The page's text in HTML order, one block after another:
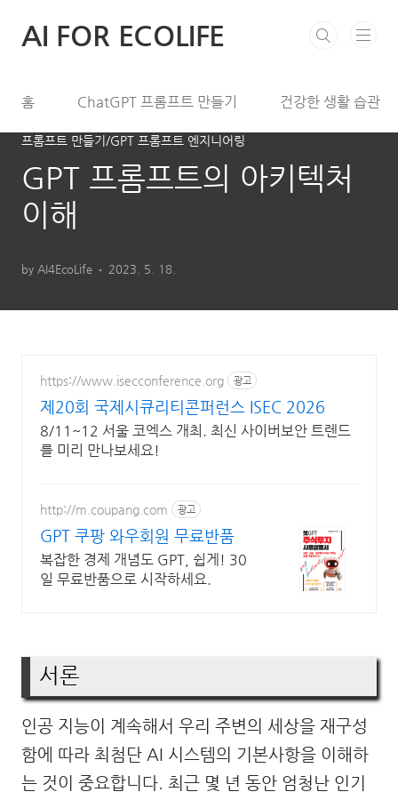
AI FOR ECOLIFE
홈 ChatGPT 프롬프트 만들기 건강한 생활 습관
프롬프트 만들기/GPT 프롬프트 엔지니어링
GPT 프롬프트의 아키텍처
이해
by AI4EcoLife 2023. 5. 18.
https://www.isecconference.org 광고
제20회 국제시큐리티콘퍼런스 ISEC 2026
8/11~12 서울 코엑스 개최. 최신 사이버보안 트렌드
를 미리 만나보세요!
http://m.coupang.com 광고
GPT 쿠팡 와우회원 무료반품
복잡한 경제 개념도 GPT, 쉽게! 30
일 무료반품으로 시작하세요.
서론
인공 지능이 계속해서 우리 주변의 세상을 재구성
함에 따라 최첨단 AI 시스템의 기본사항을 이해하
는 것이 중요합니다. 최근 몇 년 동안 엄청난 인기